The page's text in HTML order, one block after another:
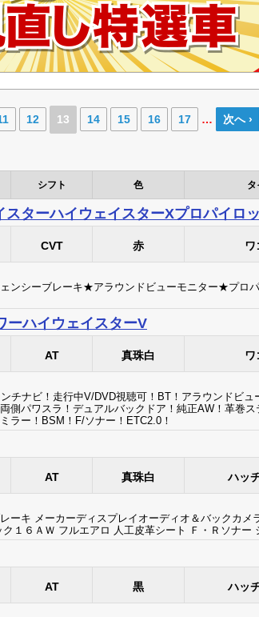
12 13 14 15 16 17 … 次へ ›
シフト 色 タ
スターハイウェイスターXプロパイロ
CVT 赤 ワ
ンシーブレーキ★アラウンドビューモニター★プロ
ーハイウェイスターV
AT 真珠白 ワ
チナビ！走行中V/DVD視聴可！BT！アラウンドビ
側パワスラ！デュアルバックドア！純正AW！革巻
ラー！BSM！F/ソナー！ETC2.0！
AT 真珠白 ハッ
ーキ メーカーディスプレイオーディオ＆バックカメ
ク１６ＡＷ フルエアロ 人工皮革シート Ｆ・Ｒソナー
AT 黒 ハッ